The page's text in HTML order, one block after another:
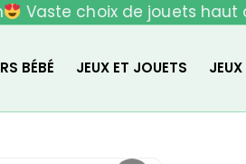
Vaste choix de jouets haut
BÉBÉ JEUX ET JOUETS JEUX